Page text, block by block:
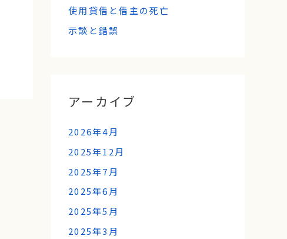
使用貸借と借主の死亡
示談と錯誤
アーカイブ
2026年4月
2025年12月
2025年7月
2025年6月
2025年5月
2025年3月